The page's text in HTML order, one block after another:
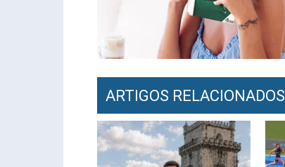
ARTIGOS RELACIONADOS